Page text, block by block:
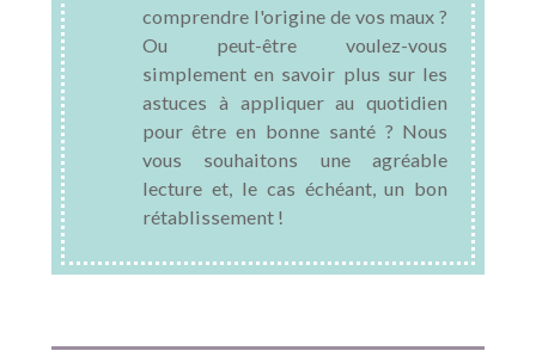
comprendre l'origine de vos maux ?
Ou peut-être voulez-vous
simplement en savoir plus sur les
astuces à appliquer au quotidien
pour être en bonne santé ? Nous
vous souhaitons une agréable
lecture et, le cas échéant, un bon
rétablissement !